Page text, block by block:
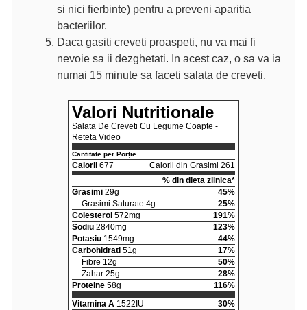
si nici fierbinte) pentru a preveni aparitia
bacteriilor.
Daca gasiti creveti proaspeti, nu va mai fi
nevoie sa ii dezghetati. In acest caz, o sa va ia
numai 15 minute sa faceti salata de creveti.
Valori Nutritionale
Salata De Creveti Cu Legume Coapte -
Reteta Video
Cantitate per Porție
Calorii 677
Calorii din Grasimi 261
% din dieta zilnica*
Grasimi 29g
45%
Grasimi Saturate 4g
25%
Colesterol 572mg
191%
Sodiu 2840mg
123%
Potasiu 1549mg
44%
Carbohidrati 51g
17%
Fibre 12g
50%
Zahar 25g
28%
Proteine 58g
116%
Vitamina A 1522IU
30%